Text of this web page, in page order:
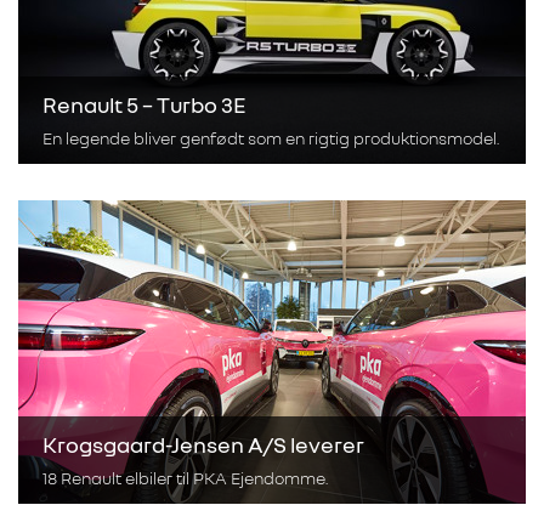
Renault 5 – Turbo 3E
En legende bliver genfødt som en rigtig produktionsmodel.
Krogsgaard-Jensen A/S leverer
18 Renault elbiler til PKA Ejendomme.